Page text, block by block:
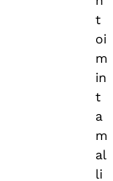
t
oi
m
in
t
a
m
al
li